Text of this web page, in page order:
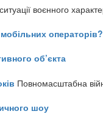
воєнного
операторів?
об’єкта
Повномасштабна
шоу